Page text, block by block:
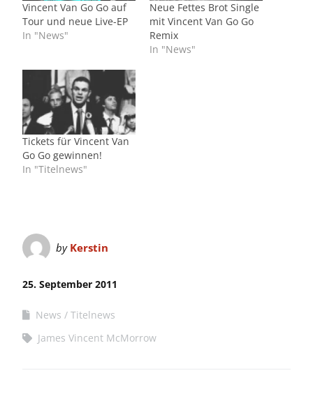
Vincent Van Go Go auf
Tour und neue Live-EP
In "News"
Neue Fettes Brot Single
mit Vincent Van Go Go
Remix
In "News"
Tickets für Vincent Van
Go Go gewinnen!
In "Titelnews"
by Kerstin
25. September 2011
News
Titelnews
James Vincent McMorrow